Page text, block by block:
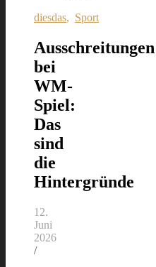
diesdas, Sport
Ausschreitungen
bei
WM-
Spiel:
Das
sind
die
Hintergründe
12.
Juni
2026
/